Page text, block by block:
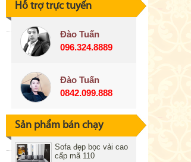
Hỗ trợ trực tuyến
Đào Tuấn
096.324.8889
Đào Tuấn
0842.099.888
Sản phẩm bán chạy
Sofa đẹp bọc vải cao
cấp mã 110